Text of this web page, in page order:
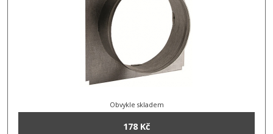
Obvykle skladem
178 Kč